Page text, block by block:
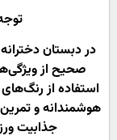
در دبستان
صحیح از
استفاده از
هوشمندانه و
جذابیت